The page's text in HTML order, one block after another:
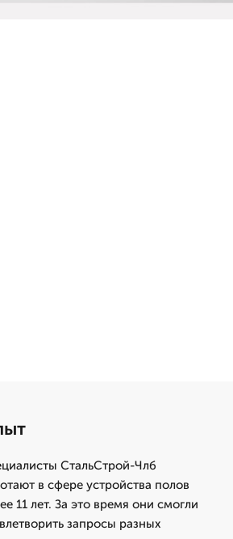
СтальСтрой-Члб
в сфере устройства полов
11 лет. За это время они смогли
запросы разных